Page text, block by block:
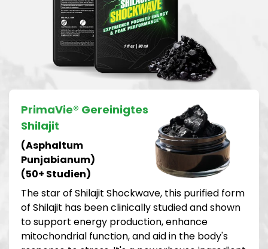
PrimaVie® Gereinigtes
Shilajit
(Asphaltum
Punjabianum)
(50+ Studien)
The star of Shilajit Shockwave, this purified form
of Shilajit has been clinically studied and shown
to support energy production, enhance
mitochondrial function, and aid in the body's